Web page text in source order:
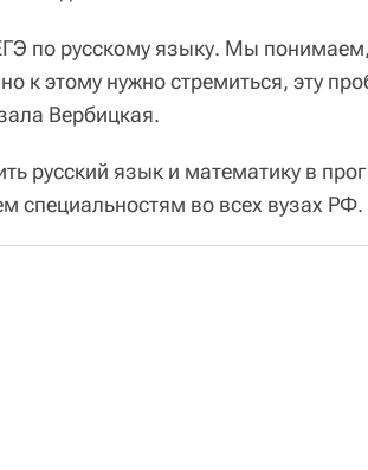
по русскому языку. Мы понимаем,
к этому нужно стремиться, эту
Вербицкая.
русский язык и математику в
специальностям во всех вузах РФ.